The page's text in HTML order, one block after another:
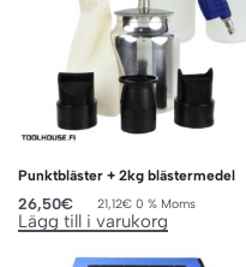
Punktbläster + 2kg blästermedel
26,50€ 21,12€ 0 % Moms
Lägg till i varukorg